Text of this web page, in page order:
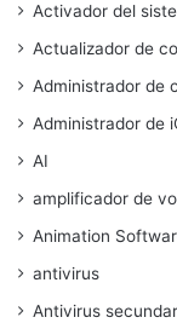
Activador del
Actualizador de
Administrador de
Administrador de
AI
amplificador de
Animation
antivirus
Antivirus